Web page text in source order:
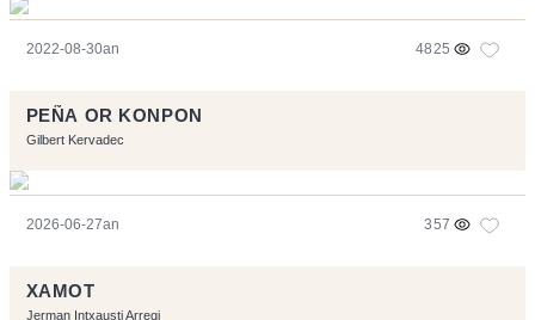
2022-08-30an 4825
PEÑA OR KONPON
Gilbert Kervadec
2026-06-27an 357
XAMOT
Jerman Intxausti Arregi